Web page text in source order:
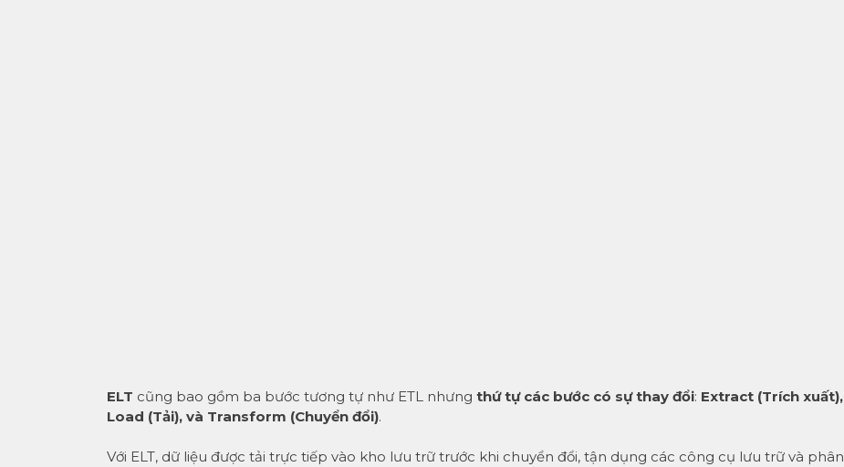
ELT cũng bao gồm ba bước tương tự như ETL nhưng thứ tự các bước có sự thay đổi: Extract (Trích xuất),
Load (Tải), và Transform (Chuyển đổi).
Với ELT, dữ liệu được tải trực tiếp vào kho lưu trữ trước khi chuyển đổi, tận dụng các công cụ lưu trữ và phân